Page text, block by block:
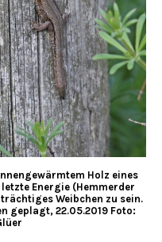
Holz eines
Energie (Hemmerder
Weibchen zu sein.
geplagt, 22.05.2019 Foto: